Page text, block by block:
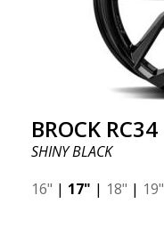
BROCK RC34
SHINY BLACK
16" | 17" | 18" | 19"